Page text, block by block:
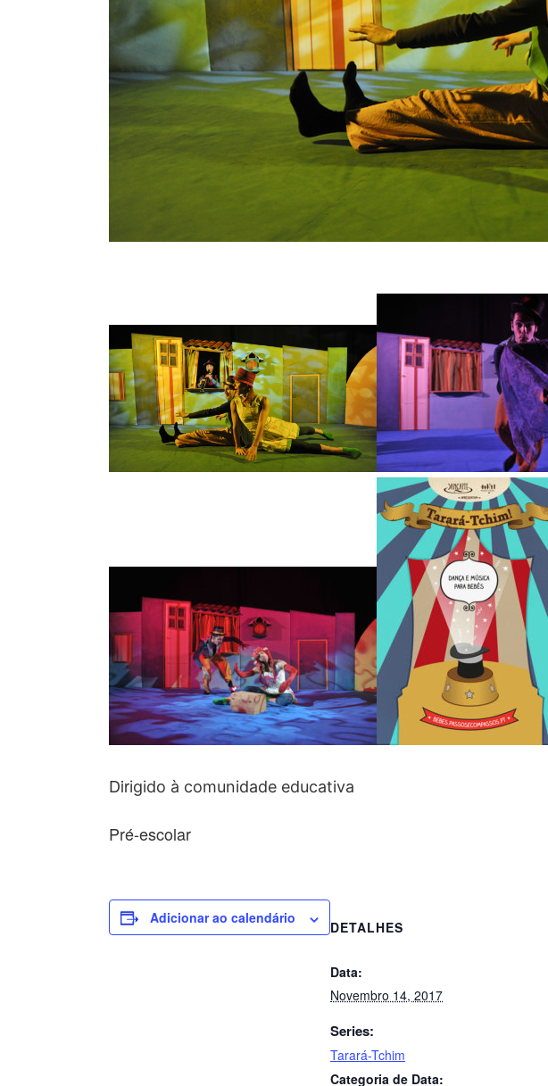
Dirigido à comunidade educativa
Pré-escolar
Adicionar ao calendário
DETALHES
Data:
Novembro 14, 2017
Series:
Tarará-Tchim
Categoria de Data: